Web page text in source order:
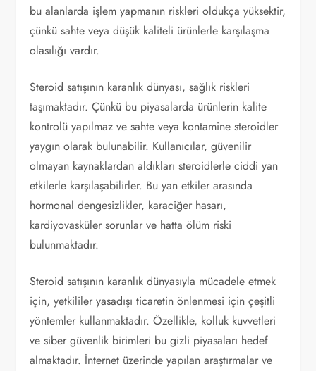
bu alanlarda işlem yapmanın riskleri oldukça yüksektir,
çünkü sahte veya düşük kaliteli ürünlerle karşılaşma
olasılığı vardır.
Steroid satışının karanlık dünyası, sağlık riskleri
taşımaktadır. Çünkü bu piyasalarda ürünlerin kalite
kontrolü yapılmaz ve sahte veya kontamine steroidler
yaygın olarak bulunabilir. Kullanıcılar, güvenilir
olmayan kaynaklardan aldıkları steroidlerle ciddi yan
etkilerle karşılaşabilirler. Bu yan etkiler arasında
hormonal dengesizlikler, karaciğer hasarı,
kardiyovasküler sorunlar ve hatta ölüm riski
bulunmaktadır.
Steroid satışının karanlık dünyasıyla mücadele etmek
için, yetkililer yasadışı ticaretin önlenmesi için çeşitli
yöntemler kullanmaktadır. Özellikle, kolluk kuvvetleri
ve siber güvenlik birimleri bu gizli piyasaları hedef
almaktadır. İnternet üzerinde yapılan araştırmalar ve